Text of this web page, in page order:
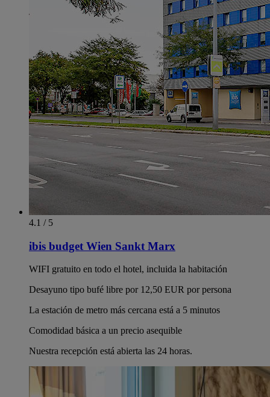
4.1 / 5
ibis budget Wien Sankt Marx
WIFI gratuito en todo el hotel, incluida la habitación
Desayuno tipo bufé libre por 12,50 EUR por persona
La estación de metro más cercana está a 5 minutos
Comodidad básica a un precio asequible
Nuestra recepción está abierta las 24 horas.